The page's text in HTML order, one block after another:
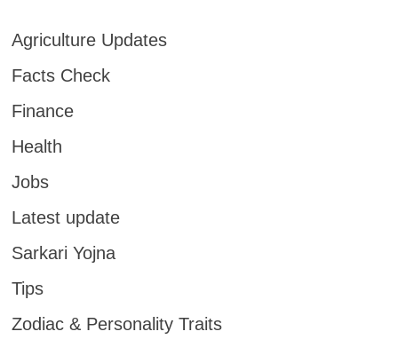
Agriculture Updates
Facts Check
Finance
Health
Jobs
Latest update
Sarkari Yojna
Tips
Zodiac & Personality Traits